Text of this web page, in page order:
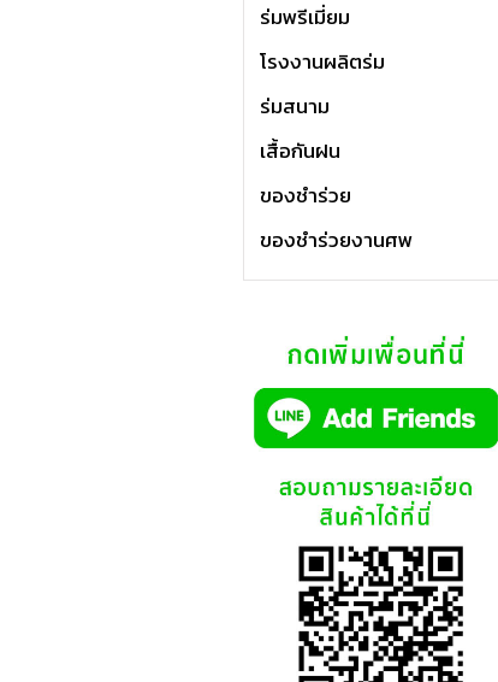
ร่มพรีเมี่ยม
โรงงานผลิตร่ม
ร่มสนาม
เสื้อกันฝน
ของชำร่วย
ของชำร่วยงานศพ